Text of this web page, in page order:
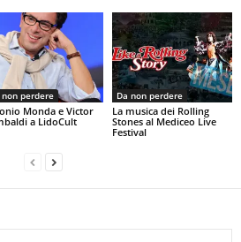
non perdere
Monda e Victor
a LidoCult
Da non perdere
La musica dei Rolling
Stones al Mediceo Live
Festival